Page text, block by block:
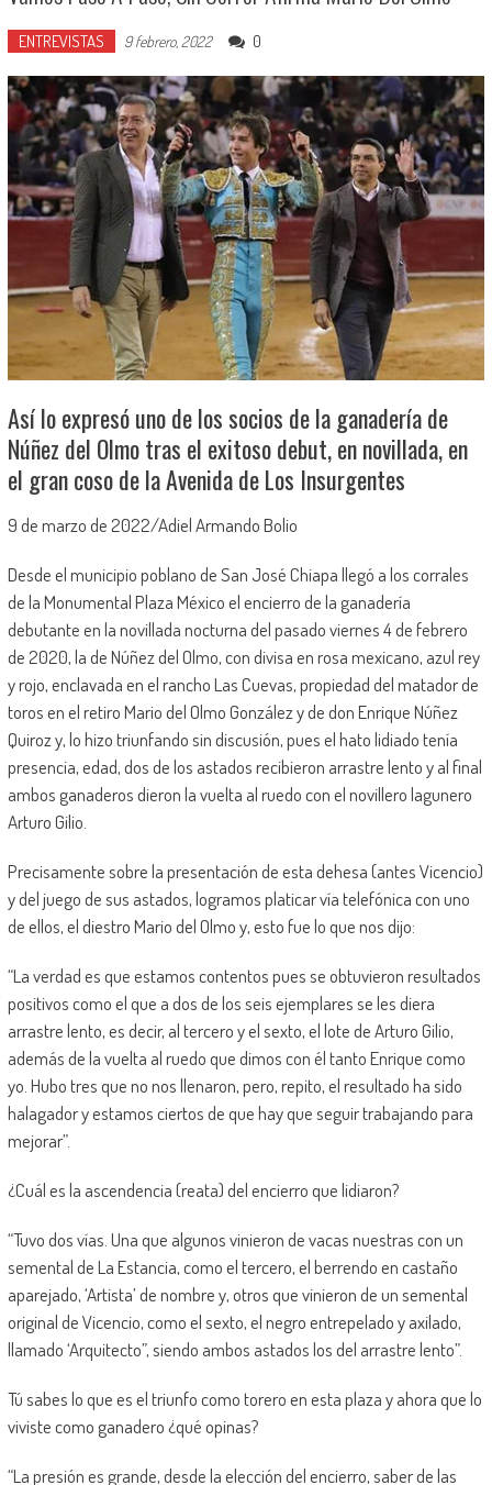
ENTREVISTAS 9 febrero, 2022 0
Así lo expresó uno de los socios de la ganadería de
Núñez del Olmo tras el exitoso debut, en novillada, en
el gran coso de la Avenida de Los Insurgentes
9 de marzo de 2022/Adiel Armando Bolio
Desde el municipio poblano de San José Chiapa llegó a los corrales
de la Monumental Plaza México el encierro de la ganadería
debutante en la novillada nocturna del pasado viernes 4 de febrero
de 2020, la de Núñez del Olmo, con divisa en rosa mexicano, azul rey
y rojo, enclavada en el rancho Las Cuevas, propiedad del matador de
toros en el retiro Mario del Olmo González y de don Enrique Núñez
Quiroz y, lo hizo triunfando sin discusión, pues el hato lidiado tenía
presencia, edad, dos de los astados recibieron arrastre lento y al final
ambos ganaderos dieron la vuelta al ruedo con el novillero lagunero
Arturo Gilio.
Precisamente sobre la presentación de esta dehesa (antes Vicencio)
y del juego de sus astados, logramos platicar vía telefónica con uno
de ellos, el diestro Mario del Olmo y, esto fue lo que nos dijo:
“La verdad es que estamos contentos pues se obtuvieron resultados
positivos como el que a dos de los seis ejemplares se les diera
arrastre lento, es decir, al tercero y el sexto, el lote de Arturo Gilio,
además de la vuelta al ruedo que dimos con él tanto Enrique como
yo. Hubo tres que no nos llenaron, pero, repito, el resultado ha sido
halagador y estamos ciertos de que hay que seguir trabajando para
mejorar”.
¿Cuál es la ascendencia (reata) del encierro que lidiaron?
“Tuvo dos vías. Una que algunos vinieron de vacas nuestras con un
semental de La Estancia, como el tercero, el berrendo en castaño
aparejado, ‘Artista’ de nombre y, otros que vinieron de un semental
original de Vicencio, como el sexto, el negro entrepelado y axilado,
llamado ‘Arquitecto”, siendo ambos astados los del arrastre lento”.
Tú sabes lo que es el triunfo como torero en esta plaza y ahora que lo
viviste como ganadero ¿qué opinas?
“La presión es grande, desde la elección del encierro, saber de las